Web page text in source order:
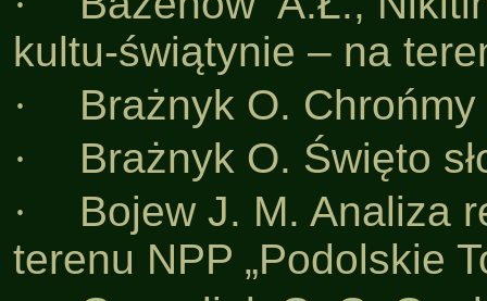
kultu-świątynie – na
·
Brażnyk O.
·
Brażnyk O. Święto
·
Bojew J. M. Analiza
terenu NPP „Podolskie